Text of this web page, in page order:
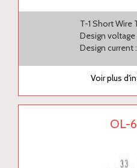
T-1 Short Wire
Design voltage
Design current
Voir plus
OL-